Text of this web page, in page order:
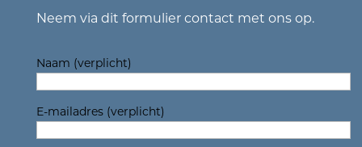
Neem via dit formulier contact met ons op.
Naam (verplicht)
E-mailadres (verplicht)